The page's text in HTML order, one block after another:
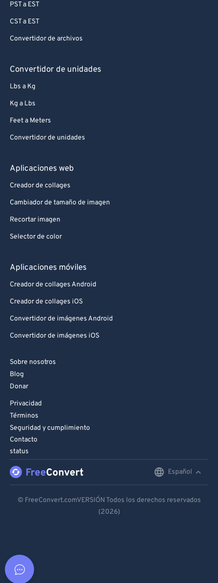
PST a EST
CST a EST
Convertidor de archivos
Convertidor de unidades
Lbs a Kg
Kg a Lbs
Feet a Meters
Convertidor de unidades
Aplicaciones web
Creador de collages
Cambiador de tamaño de imagen
Recortar imagen
Selector de color
Aplicaciones móviles
Creador de collages Android
Creador de collages iOS
Convertidor de imágenes Android
Convertidor de imágenes iOS
Sobre nosotros
Blog
Donar
Privacidad
Términos
Seguridad y cumplimiento
Contacto
status
Español
Español
© FreeConvert.comVERSIÓN Todos los derechos reservados
(2026)